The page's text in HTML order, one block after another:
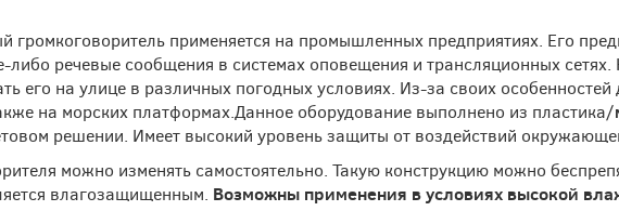
громкоговоритель применяется на промышленных предприятиях. Его
либо речевые сообщения в системах оповещения и трансляционных
его на улице в различных погодных условиях. Из-за своих
на морских платформах.Данное оборудование выполнено из пластика/
решении. Имеет высокий уровень защиты от воздействий
можно изменять самостоятельно. Такую конструкцию можно
влагозащищенным. Возможны применения в условиях высокой